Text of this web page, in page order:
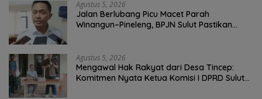
Agustus 5, 2026
Jalan Berlubang Picu Macet Parah
Winangun–Pineleng, BPJN Sulut Pastikan
Agustus 5, 2026
Mengawal Hak Rakyat dari Desa Tincep:
Komitmen Nyata Ketua Komisi I DPRD Sulut